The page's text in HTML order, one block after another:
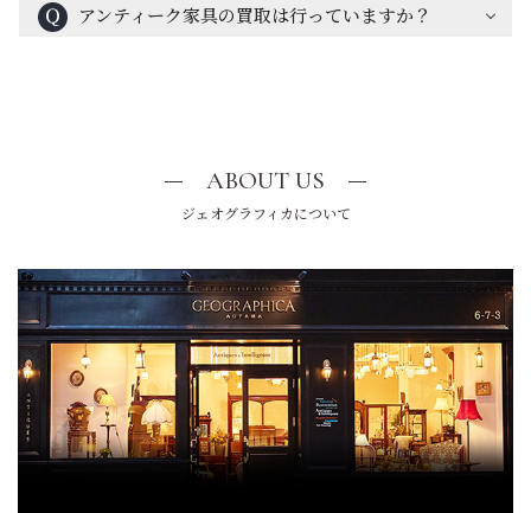
Ｑ アンティーク家具の買取は行っていますか？
ABOUT US
ジェオグラフィカについて